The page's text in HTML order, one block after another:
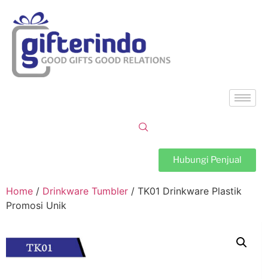
Hubungi Penjual
Home / Drinkware Tumbler / TK01 Drinkware Plastik
Promosi Unik